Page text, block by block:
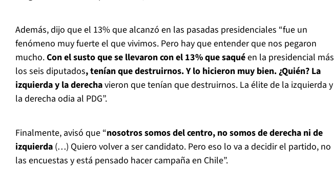
Además, dijo que el 13% que alcanzó en las pasadas presidenciales “fue un
fenómeno muy fuerte el que vivimos. Pero hay que entender que nos pegaron
mucho.Con el susto que se llevaron con el 13% que saquéen la presidencial más
los seis diputados, tenían que destruirnos. Y lo hicieron muy bien. ¿Quién? La
izquierda y la derechavieron que tenían que destruirnos. La élite de la izquierda y
la derecha odia al PDG”.
Finalmente, avisó que “nosotros somos del centro, no somos de derecha ni de
izquierda (…) Quiero volver a ser candidato. Pero eso lo va a decidir el partido, no
las encuestas y está pensado hacer campaña en Chile”.